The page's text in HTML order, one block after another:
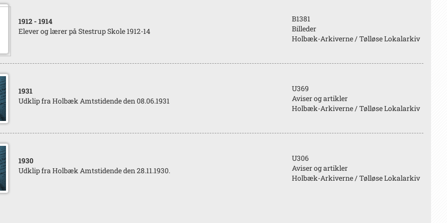
1912 - 1914
Elever og lærer på Stestrup Skole 1912-14
B1381
Billeder
Holbæk-Arkiverne / Tølløse Lokalarkiv
1931
Udklip fra Holbæk Amtstidende den 08.06.1931
U369
Aviser og artikler
Holbæk-Arkiverne / Tølløse Lokalarkiv
1930
Udklip fra Holbæk Amtstidende den 28.11.1930.
U306
Aviser og artikler
Holbæk-Arkiverne / Tølløse Lokalarkiv